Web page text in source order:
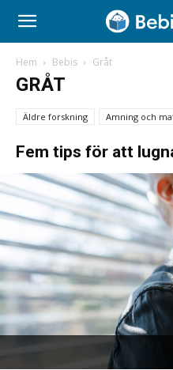
Hem Bebis Gråt
GRÅT
Äldre forskning Amning och
Fem tips för att